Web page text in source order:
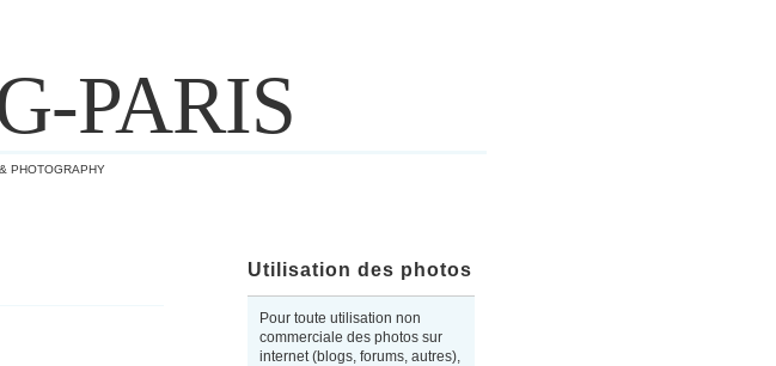
PARIS
PHOTOGRAPHY
Utilisation des photos
Pour toute utilisation non
commerciale des photos sur
internet (blogs, forums, autres),